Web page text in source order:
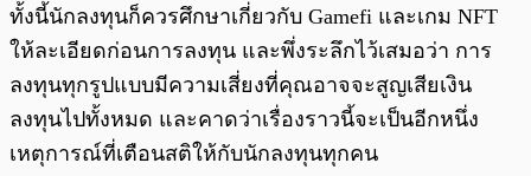
ทั้งนี้นักลงทุนก็ควรศึกษาเกี่ยวกับ Gamefi และเกม NFT
ให้ละเอียดก่อนการลงทุน และพึ่งระลึกไว้เสมอว่า การ
ลงทุนทุกรูปแบบมีความเสี่ยงที่คุณอาจจะสูญเสียเงิน
ลงทุนไปทั้งหมด และคาดว่าเรื่องราวนี้จะเป็นอีกหนึ่ง
เหตุการณ์ที่เตือนสติให้กับนักลงทุนทุกคน